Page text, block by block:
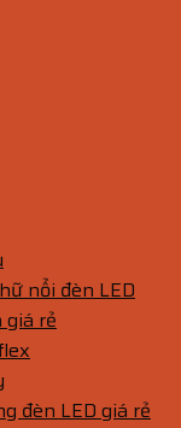
nổi đèn LED
giá rẻ
đèn LED giá rẻ